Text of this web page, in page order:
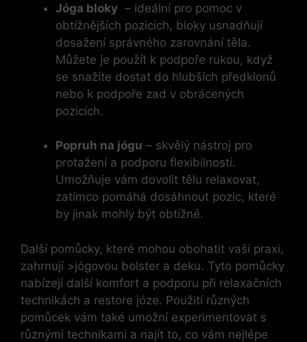
Jóga bloky ⁣ – ideální pro‌ pomoc v
‌obtížnějších pozicích, bloky usnadňují
dosažení správného ‌zarovnání⁤ těla.​
Můžete je ‍použít‌ k ⁣podpoře‌ rukou, když
se ​snažíte dostat ⁣do hlubších předklonů
nebo k podpoře zad v obrácených
pozicích.
Popruh ⁢na jógu – skvělý⁣ nástroj pro
protažení ⁣a podporu flexibilnosti.
Umožňuje vám dovolit tělu relaxovat,
zatímco pomáhá dosáhnout pozic, které
by jinak mohly být obtížné.
Další pomůcky, ​které mohou obohatit‌ vaši praxi,
zahrnují >jógovou ⁤bolster a deku.⁢ Tyto pomůcky
nabízejí další ⁤komfort a‌ podporu při⁢ relaxačních
⁣technikách a restore józe. Použití ‍různých
pomůcek vám ​také umožní experimentovat s
různými⁤ technikami a najít⁤ to, co vám nejlépe